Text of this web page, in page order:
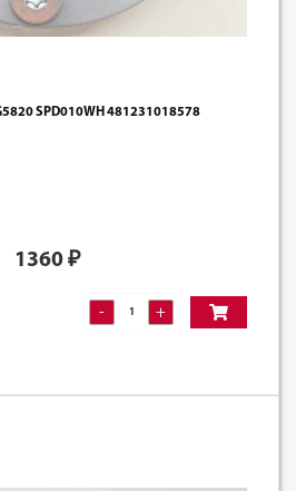
SPD010WH 481231018578
1360₽
- +